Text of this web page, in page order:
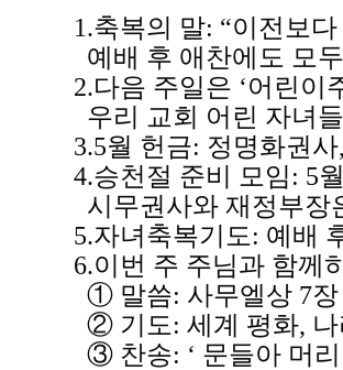
1.축복의 말: “이전보
예배 후 애찬에도 모
2.다음 주일은 ‘어린이
우리 교회 어린 자녀
3.5월 헌금: 정명화권
4.승천절 준비 모임: 5
시무권사와 재정부장
5.자녀축복기도: 예배
6.이번 주 주님과 함께
① 말씀: 사무엘상 7장
② 기도: 세계 평화, 나
③ 찬송: ‘ 문들아 머